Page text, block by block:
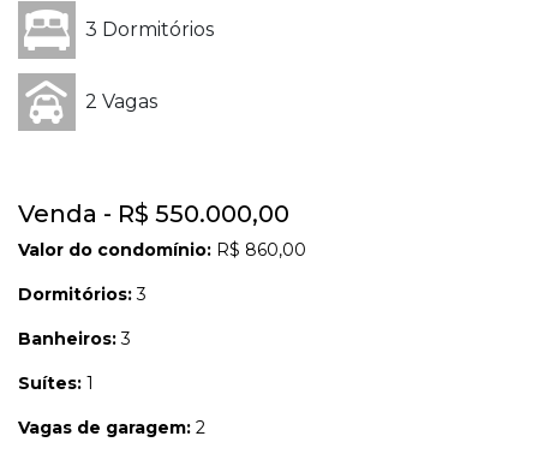
3 Dormitórios
2 Vagas
Venda - R$ 550.000,00
Valor do condomínio: R$ 860,00
Dormitórios:3
Banheiros:3
Suítes: 1
Vagas de garagem: 2